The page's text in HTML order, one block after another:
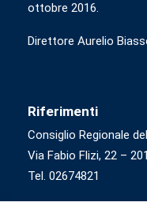
ottobre 2016.
Direttore Aurelio
Riferimenti
Consiglio Regionale
Via Fabio Flizi, 22 –
Tel. 02674821